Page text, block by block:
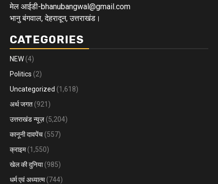
मेल आईडी-bhanubangwal@gmail.com
भानु बंगवाल, देहरादून, उत्तराखंड।
CATEGORIES
NEW (4)
Politics (2)
Uncategorized (1,618)
अर्थ जगत (921)
उत्तराखंड न्यूज़ (5,204)
कानूनी दावपेंच (557)
क्राइम(1,550)
खेल की दुनिया(985)
धर्म एवं अध्यात्म(744)